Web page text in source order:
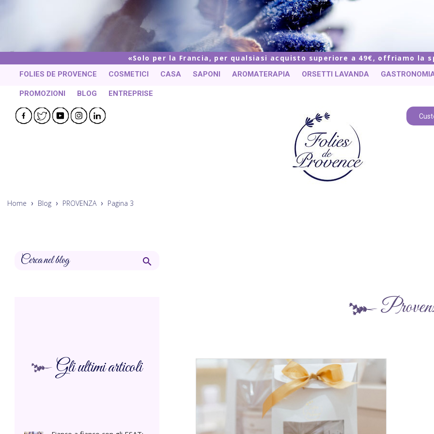
Solo per la Francia, per qualsiasi acquisto superiore a 49€, offriamo la
FOLIES DE PROVENCE COSMETICI CASA SAPONI AROMATERAPIA ORSETTI LAVANDA
PROMOZIONI BLOG ENTREPRISE
Facebook
TwitterYouTubeInstagram
Home Blog PROVENZA Pagina 3

Gli ultimi articoli